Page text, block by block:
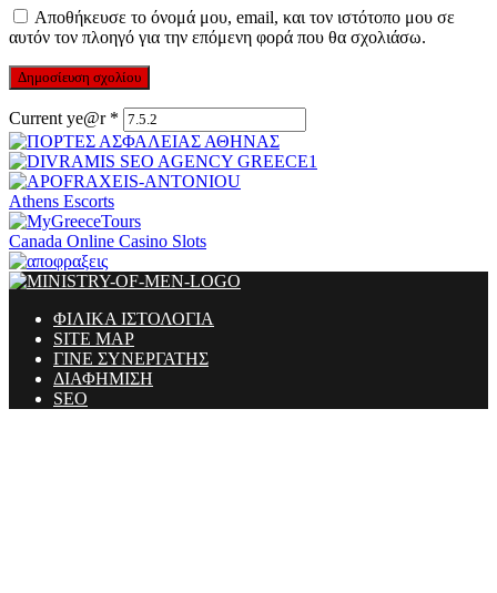
Αποθήκευσε το όνομά μου, email, και τον ιστότοπο μου σε
αυτόν τον πλοηγό για την επόμενη φορά που θα σχολιάσω.
Current ye@r *
Athens Escorts
Canada Online Casino Slots
ΦΙΛΙΚΑ ΙΣΤΟΛΟΓΙΑ
SITE MAP
ΓΙΝΕ ΣΥΝΕΡΓΑΤΗΣ
ΔΙΑΦΗΜΙΣΗ
SEO